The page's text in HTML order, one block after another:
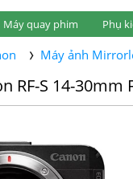
Máy quay phim Phụ
Máy ảnh
RF-S 14-30mm